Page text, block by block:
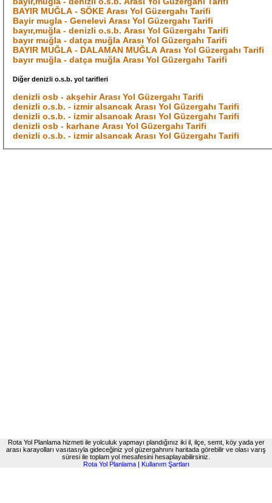
BAYIR MUĞLA - SÖKE Arası Yol Güzergahı Tarifi
Bayir mugla - Genelevi Arası Yol Güzergahı Tarifi
bayır,muğla - denizli o.s.b. Arası Yol Güzergahı Tarifi
bayır muğla - datça muğla Arası Yol Güzergahı Tarifi
BAYIR MUĞLA - DALAMAN MUĞLA Arası Yol Güzergahı Tarifi
bayır muğla - datça muğla Arası Yol Güzergahı Tarifi
Diğer denizli o.s.b. yol tarifleri
denizli osb - akşehir Arası Yol Güzergahı Tarifi
denizli o.s.b. - izmir alsancak Arası Yol Güzergahı Tarifi
denizli o.s.b. - izmir alsancak Arası Yol Güzergahı Tarifi
denizli osb - karhane Arası Yol Güzergahı Tarifi
denizli o.s.b. - izmir alsancak Arası Yol Güzergahı Tarifi
Rota Yol Planlama hizmeti ile yolculuk yapmayı plandığınız iki il, ilçe, semt, köy yada yer
arası karayolları vasıtasıyla gideceğiniz yol güzergahnını haritada görebilir ve olası varış
süresi ile toplam yol mesafesini hesaplayabilirsiniz.
Rota Yol Planlama| Kullanım Şartları